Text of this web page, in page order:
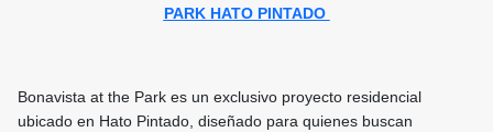
PARK HATO PINTADO
Bonavista at the Park es un exclusivo proyecto residencial
ubicado en Hato Pintado, diseñado para quienes buscan